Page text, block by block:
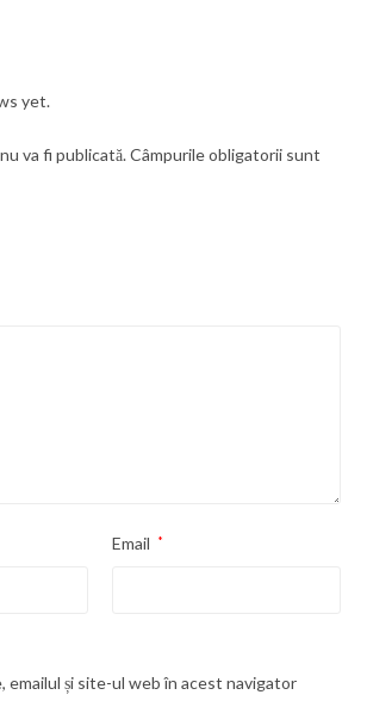
yet.
va fi publicată. Câmpurile obligatorii sunt
Email *
emailul și site-ul web în acest navigator